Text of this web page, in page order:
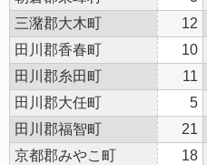
三潴郡大木町
12
田川郡香春町
10
田川郡糸田町
11
田川郡大任町
5
田川郡福智町
21
京都郡みやこ町
18